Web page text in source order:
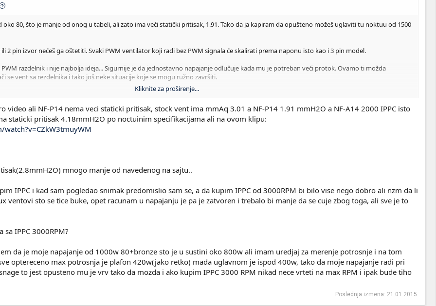
oko 80, što je manje od onog u tabeli, ali zato ima veći statički pritisak, 1.91. Tako da ja kapiram da opušteno možeš uglaviti tu noktuu od 1500
2 pin izvor nećeš ga oštetiti. Svaki PWM ventilator koji radi bez PWM signala će skalirati prema naponu isto kao i 3 pin model.
PWM razdelnik i nije najbolja ideja... Sigurnije je da jednostavno napajanje odlučuje kada mu je potreban veći protok. Ovamo ti možda
se vent sa rezdelnika i tako još neke situacije koje se mogu ružno završiti.
što je Typhoon rekao, proveri da li je 135 ili klasični 140mm ventilator... mada mislim da oba imaju iste montažne rupe.
ili nije gledao model od 1500RPMa koji ima protok od 133.7mmH2O, iliti 78CFM..
Kliknite za proširenje...
video ali NF-P14 nema veci staticki pritisak, stock vent ima mmAq 3.01 a NF-P14 1.91 mmH2O a NF-A14 2000 IPPC isto
staticki pritisak 4.18mmH2O po noctuinim specifikacijama ali na ovom klipu:
mnogo manje od navedenog na sajtu..
IPPC i kad sam pogledao snimak predomislio sam se, a da kupim IPPC od 3000RPM bi bilo vise nego dobro ali nzm da li
ventovi sto se tice buke, opet racunam u napajanju je pa je zatvoren i trebalo bi manje da se cuje zbog toga, ali sve je to
IPPC 3000RPM?
da je moje napajanje od 1000w 80+bronze sto je u sustini oko 800w ali imam uredjaj za merenje potrosnje i na tom
optereceno max potrosnja je plafon 420w(jako retko) mada uglavnom je ispod 400w, tako da moje napajanje radi pri
to jest opusteno mu je vrv tako da mozda i ako kupim IPPC 3000 RPM nikad nece vrteti na max RPM i ipak bude tiho
Poslednja izmena: 21.01.2015.